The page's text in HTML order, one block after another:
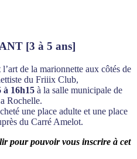
[3 à 5 ans]
de la marionnette aux côtés de
du Friiix Club,
à 16h15 à la salle municipale de
Rochelle.
une place adulte et une place
du Carré Amelot.
pour pouvoir vous inscrire à cet